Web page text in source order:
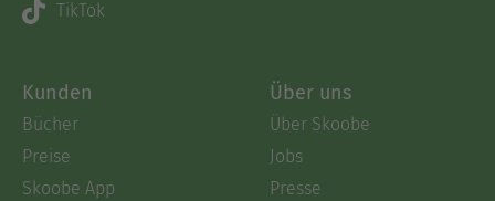
TikTok
Kunden
Bücher
Preise
Skoobe App
Über uns
Über Skoobe
Jobs
Presse